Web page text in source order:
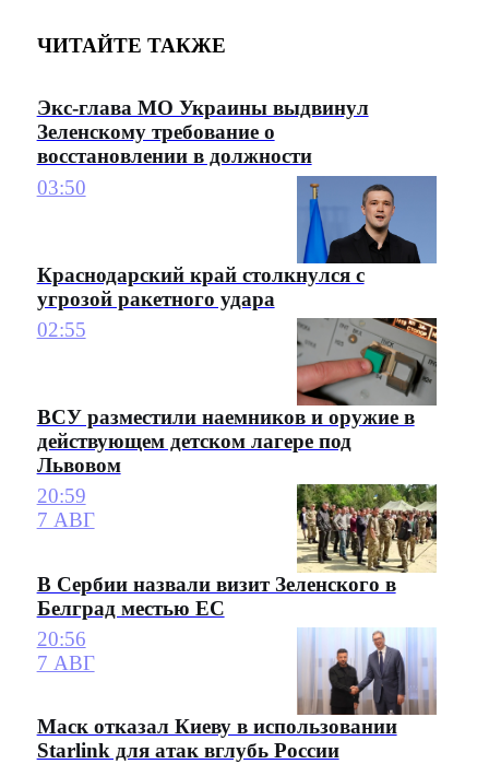
ЧИТАЙТЕ ТАКЖЕ
Экс-глава МО Украины выдвинул
Зеленскому требование о
восстановлении в должности
03:50
Краснодарский край столкнулся с
угрозой ракетного удара
02:55
ВСУ разместили наемников и оружие в
действующем детском лагере под
Львовом
20:59
7 АВГ
В Сербии назвали визит Зеленского в
Белград местью ЕС
20:56
7 АВГ
Маск отказал Киеву в использовании
Starlink для атак вглубь России